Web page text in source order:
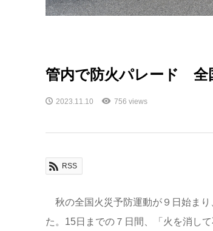
管内で防火パレード 全
2023.11.10 756 views
RSS
秋の全国火災予防運動が９日始まり
た。15日までの７日間、「火を消し